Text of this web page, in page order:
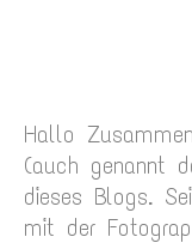
Hallo
(auch genannt
dieses Blogs.
mit der